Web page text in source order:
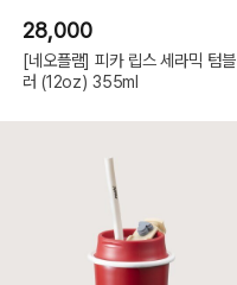
28,000
[네오플램] 피카 립스 세라믹 텀블
러 (12oz) 355ml